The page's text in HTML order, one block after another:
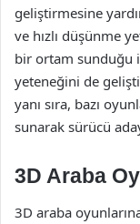
geliştirmesine
ve hızlı düşünme
bir ortam sunduğu
yeteneğini de
yanı sıra, bazı
sunarak sürücü
3D Araba
3D araba